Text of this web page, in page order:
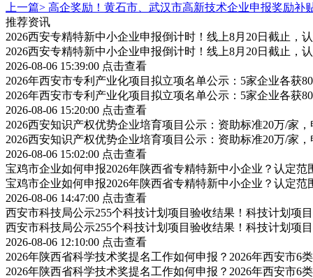
上一篇> 高企奖励！黄石市、武汉市高新技术企业申报奖励补
推荐资讯
2026西安专精特新中小企业申报倒计时！线上8月20日截止，
2026西安专精特新中小企业申报倒计时！线上8月20日截止，
2026-08-06 15:39:00 点击查看
2026年西安市专利产业化项目拟立项名单公示：5家企业各获
2026年西安市专利产业化项目拟立项名单公示：5家企业各获
2026-08-06 15:20:00 点击查看
2026西安知识产权优势企业培育项目公示：资助标准20万/家
2026西安知识产权优势企业培育项目公示：资助标准20万/家
2026-08-06 15:02:00 点击查看
宝鸡市企业如何申报2026年陕西省专精特新中小企业？认定
宝鸡市企业如何申报2026年陕西省专精特新中小企业？认定
2026-08-06 14:47:00 点击查看
西安市科技局公示255个科技计划项目验收结果！科技计划项
西安市科技局公示255个科技计划项目验收结果！科技计划项
2026-08-06 12:10:00 点击查看
2026年陕西省科学技术奖提名工作如何申报？2026年西安市6
2026年陕西省科学技术奖提名工作如何申报？2026年西安市6